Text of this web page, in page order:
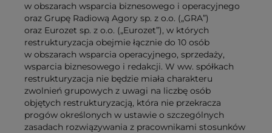
w obszarach wsparcia biznesowego i operacyjnego
oraz Grupę Radiową Agory sp. z o.o. („GRA”)
oraz Eurozet sp. z o.o. („Eurozet”), w których
restrukturyzacja obejmie łącznie do 10 osób
w obszarach wsparcia operacyjnego, sprzedaży,
wsparcia biznesowego i redakcji. W ww. spółkach
restrukturyzacja nie będzie miała charakteru
zwolnień grupowych z uwagi na liczbę osób
objętych restrukturyzacją, która nie przekracza
progów określonych w ustawie o szczególnych
zasadach rozwiązywania z pracownikami stosunków